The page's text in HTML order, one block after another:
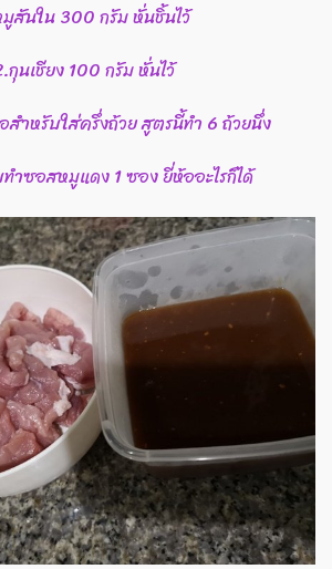
สันใน​ 300​ กรัม​ หั่นชิ้นไว้
กุนเชียง​ 100 กรัม​ หั่นไว้
สำหรับใส่ครึ่งถ้วย​ สูตรนี้ทำ​ 6 ถ้วยนึ่ง
ำซอสหมูแดง​ 1 ซอง​ ยี่ห้ออะไรก็ได้